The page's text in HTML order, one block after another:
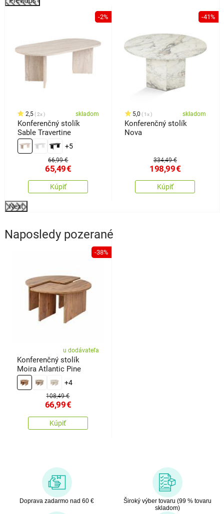
-2%
2,5 2x skladom
Konferenčný stolík
Sable Travertine
+5
66,99 €
65,49€
Kúpiť
-41%
5,0 1x skladom
Konferenčný stolík
Nova
334,49 €
198,99€
Kúpiť
Next
Naposledy pozerané
-38%
u dodávateľa
Konferenčný stolík
Moira Atlantic Pine
+4
108,49 €
66,99€
Kúpiť
Doprava zadarmo nad 60 €
Široký výber tovaru (99 % tovaru
skladom)